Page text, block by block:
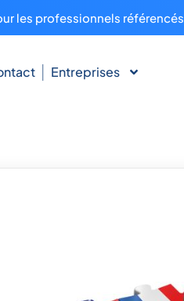
les professionnels référencés
Entreprises